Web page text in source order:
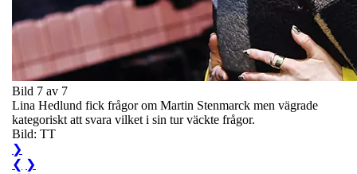
Bild 7 av 7
Lina Hedlund fick frågor om Martin Stenmarck men vägrade
kategoriskt att svara vilket i sin tur väckte frågor.
Bild: TT
❯
❮ ❯